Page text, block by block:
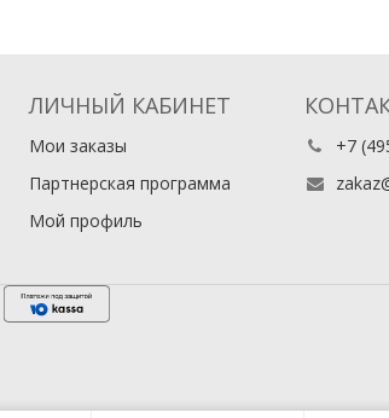
ЛИЧНЫЙ КАБИНЕТ
Мои заказы
Партнерская программа
Мой профиль
+7